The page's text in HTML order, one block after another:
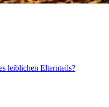
leiblichen Elternteils?